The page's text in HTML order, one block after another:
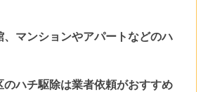
、マンションやアパートなどのハ
のハチ駆除は業者依頼がおすすめ